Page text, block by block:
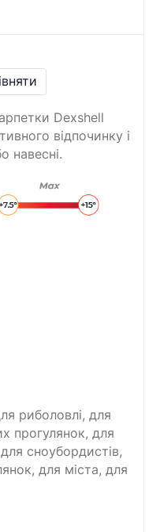
Dexshell
відпочинку і
навесні.
риболовлі, для
прогулянок, для
для сноубордистів,
для міста, для